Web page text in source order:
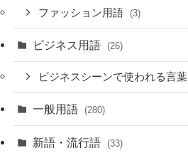
ファッション用語 (3)
ビジネス用語 (26)
ビジネスシーンで使われる言葉
一般用語 (280)
新語・流行語 (33)